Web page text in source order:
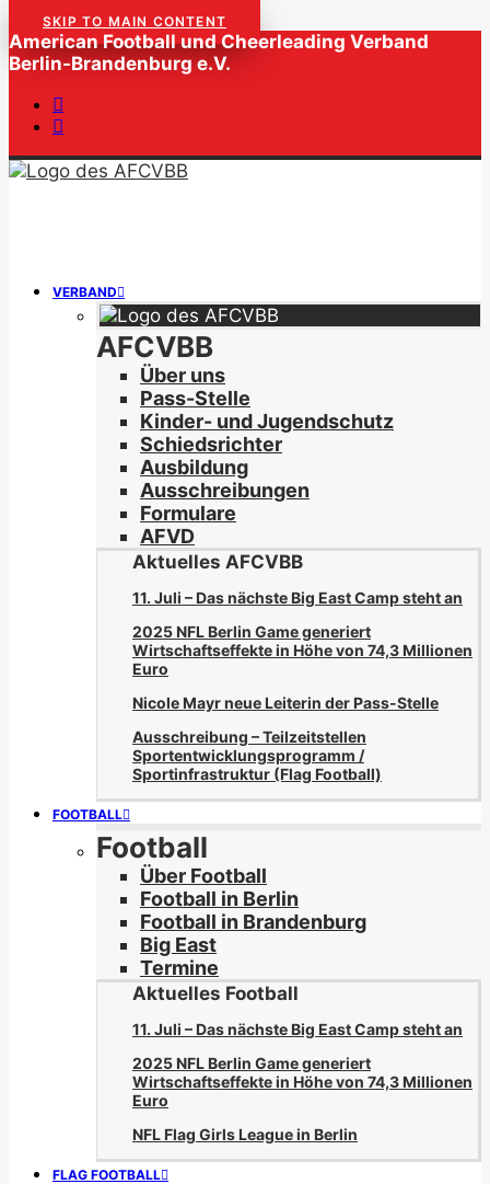
SKIP TO MAIN CONTENT
American Football und Cheerleading Verband
Berlin-Brandenburg e.V.
VERBAND
AFCVBB
Über uns
Pass-Stelle
Kinder- und Jugendschutz
Schiedsrichter
Ausbildung
Ausschreibungen
Formulare
AFVD
Aktuelles AFCVBB
11. Juli – Das nächste Big East Camp steht an
2025 NFL Berlin Game generiert
Wirtschaftseffekte in Höhe von 74,3 Millionen
Euro
Nicole Mayr neue Leiterin der Pass-Stelle
Ausschreibung – Teilzeitstellen
Sportentwicklungsprogramm /
Sportinfrastruktur (Flag Football)
FOOTBALL
Football
Über Football
Football in Berlin
Football in Brandenburg
Big East
Termine
Aktuelles Football
11. Juli – Das nächste Big East Camp steht an
2025 NFL Berlin Game generiert
Wirtschaftseffekte in Höhe von 74,3 Millionen
Euro
NFL Flag Girls League in Berlin
FLAG FOOTBALL